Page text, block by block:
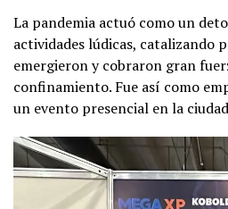
La pandemia actuó como un
actividades lúdicas, catalizando
emergieron y cobraron gran
confinamiento. Fue así como
un evento presencial en la